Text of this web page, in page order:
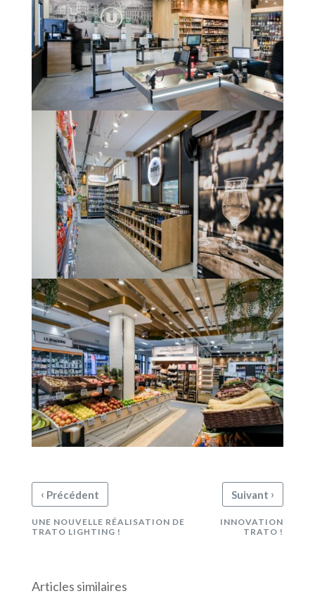
‹ Précédent
UNE NOUVELLE RÉALISATION DE
TRATO LIGHTING !
Suivant ›
INNOVATION
TRATO !
Articles similaires